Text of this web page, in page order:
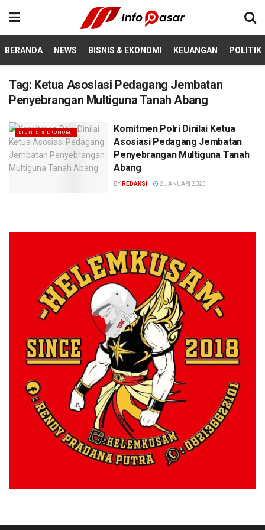
BERANDA NEWS BISNIS & EKONOMI KEUANGAN POLITIK
Tag: Ketua Asosiasi Pedagang Jembatan
Penyebrangan Multiguna Tanah Abang
BISNIS & EKONOMI
Komitmen Polri Dinilai Ketua
Asosiasi Pedagang Jembatan
Penyebrangan Multiguna Tanah
Abang
BY REDAKSI 2 JANUARI 2025